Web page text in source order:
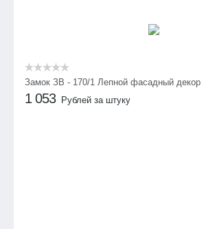
Замок ЗВ - 170/1 Лепной фасадный декор
1 053 Рублей за штуку